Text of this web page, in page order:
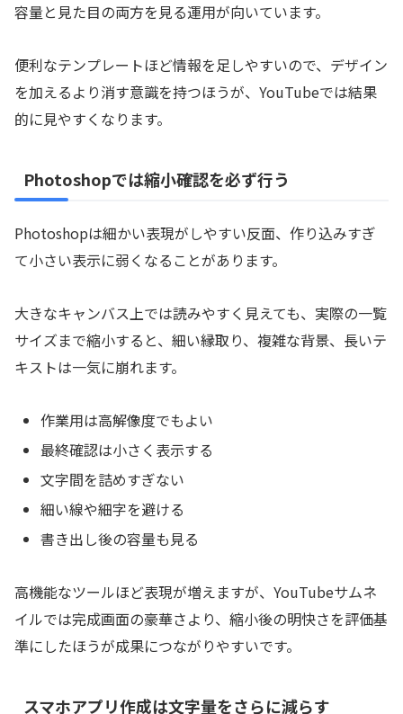
容量と見た目の両方を見る運用が向いています。
便利なテンプレートほど情報を足しやすいので、デザイン
を加えるより消す意識を持つほうが、YouTubeでは結果
的に見やすくなります。
Photoshopでは縮小確認を必ず行う
Photoshopは細かい表現がしやすい反面、作り込みすぎ
て小さい表示に弱くなることがあります。
大きなキャンバス上では読みやすく見えても、実際の一覧
サイズまで縮小すると、細い縁取り、複雑な背景、長いテ
キストは一気に崩れます。
作業用は高解像度でもよい
最終確認は小さく表示する
文字間を詰めすぎない
細い線や細字を避ける
書き出し後の容量も見る
高機能なツールほど表現が増えますが、YouTubeサムネ
イルでは完成画面の豪華さより、縮小後の明快さを評価基
準にしたほうが成果につながりやすいです。
スマホアプリ作成は文字量をさらに減らす